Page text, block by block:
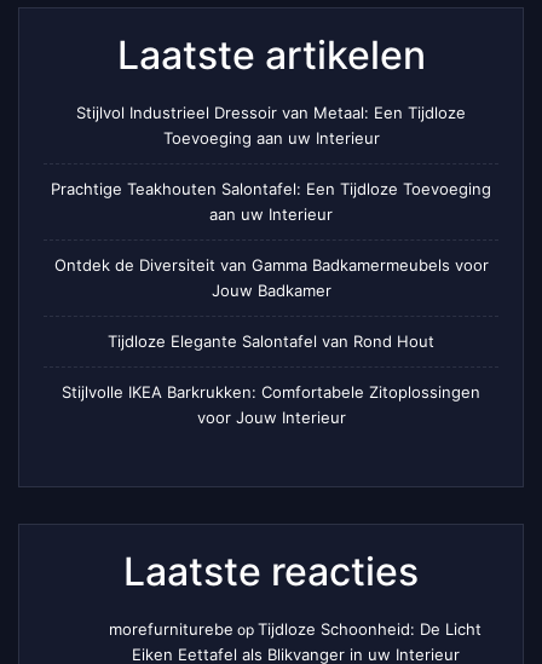
Laatste artikelen
Stijlvol Industrieel Dressoir van Metaal: Een Tijdloze
Toevoeging aan uw Interieur
Prachtige Teakhouten Salontafel: Een Tijdloze Toevoeging
aan uw Interieur
Ontdek de Diversiteit van Gamma Badkamermeubels voor
Jouw Badkamer
Tijdloze Elegante Salontafel van Rond Hout
Stijlvolle IKEA Barkrukken: Comfortabele Zitoplossingen
voor Jouw Interieur
Laatste reacties
morefurniturebe op Tijdloze Schoonheid: De Licht
Eiken Eettafel als Blikvanger in uw Interieur